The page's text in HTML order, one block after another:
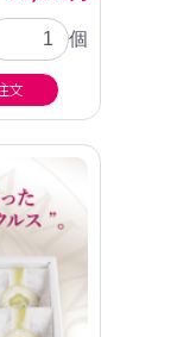
個
文